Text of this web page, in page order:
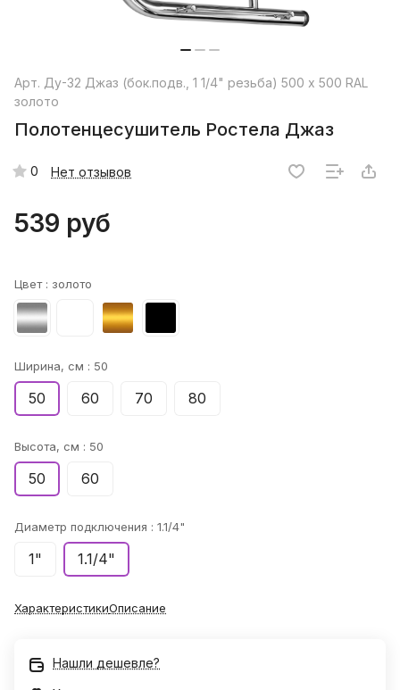
Арт. Ду-32 Джаз (бок.подв., 1 1/4" резьба) 500 x 500 RAL
золото
Полотенцесушитель Ростела Джаз
0 Нет отзывов
539 руб
Цвет : золото
Ширина, см : 50
50 60 70 80
Высота, см : 50
50 60
Диаметр подключения : 1.1/4"
1" 1.1/4"
ХарактеристикиОписание
Нашли дешевле?